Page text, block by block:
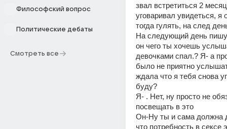
Философский вопрос
Политические дебаты
Смотреть все
звал встретиться 2
уговаривал увидеться, я
тогда гулять, на след
На следующий день пишу
он чего ты хочешь
девочками спал.? Я- а
было не приятно
ждала что я тебя снова
буду?
Я- . Нет, ну просто не
посвещать в это
Он-Ну ты и сама должна
что потребность в сексе